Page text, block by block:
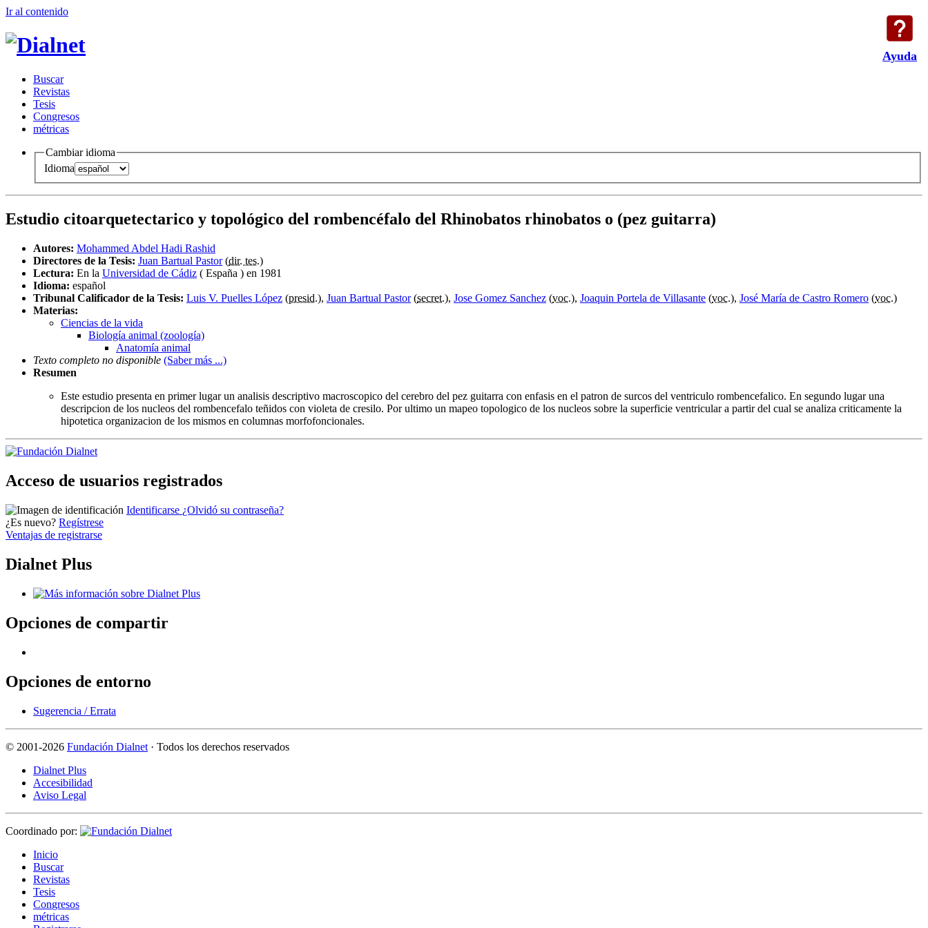
Ayuda
Ir al contenido
Buscar
Revistas
Tesis
Congresos
métricas
Cambiar idioma
Idioma
Estudio citoarquetectarico y topológico del rombencéfalo del Rhinobatos rhinobatos o (pez guitarra)
Autores: Mohammed Abdel Hadi Rashid
Directores de la Tesis: Juan Bartual Pastor(dir. tes.)
Lectura: En la Universidad de Cádiz ( España ) en 1981
Idioma: español
Tribunal Calificador de la Tesis: Luis V. Puelles López (presid.), Juan Bartual Pastor(secret.), Jose Gomez Sanchez (voc.), Joaquin Portela de Villasante (voc.), José María de Castro Romero (voc.)
Materias:
Ciencias de la vida
Biología animal (zoología)
Anatomía animal
Texto completo no disponible (Saber más ...)
Resumen
Este estudio presenta en primer lugar un analisis descriptivo macroscopico del cerebro del pez guitarra con enfasis en el patron de surcos del ventriculo rombencefalico. En segundo lugar una
descripcion de los nucleos del rombencefalo teñidos con violeta de cresilo. Por ultimo un mapeo topologico de los nucleos sobre la superficie ventricular a partir del cual se analiza criticamente la
hipotetica organizacion de los mismos en columnas morfofoncionales.
Acceso de usuarios registrados
Identificarse ¿Olvidó su contraseña?
¿Es nuevo? Regístrese
Ventajas de registrarse
Dialnet Plus
Opciones de compartir
Opciones de entorno
Sugerencia / Errata
© 2001-2026 Fundación Dialnet · Todos los derechos reservados
Dialnet Plus
Accesibilidad
Aviso Legal
Coordinado por:
Inicio
Buscar
Revistas
Tesis
Congresos
métricas